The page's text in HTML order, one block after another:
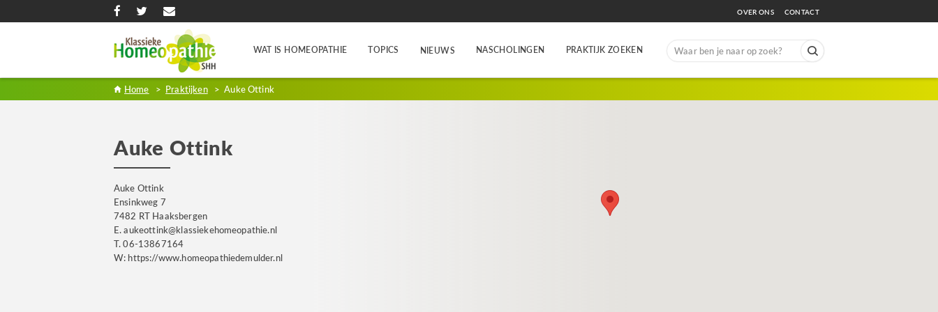
OVER ONS CONTACT
WAT IS HOMEOPATHIE TOPICS NIEUWS NASCHOLINGEN PRAKTIJK ZOEKEN
Search
Home > Praktijken > Auke Ottink
Auke Ottink
Auke Ottink
Ensinkweg 7
7482 RT Haaksbergen
E. aukeottink@klassiekehomeopathie.nl
T. 06-13867164
W: https://www.homeopathiedemulder.nl